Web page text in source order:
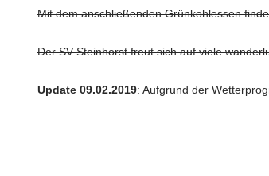
Mit dem anschließenden Grünkohlessen
Der SV Steinhorst freut sich auf viele
Update 09.02.2019: Aufgrund der